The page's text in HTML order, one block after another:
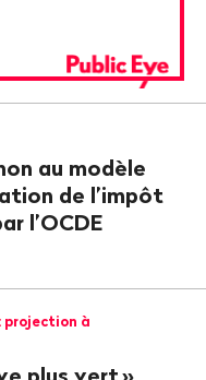
au modèle
de l’impôt
l’OCDE
: projection à